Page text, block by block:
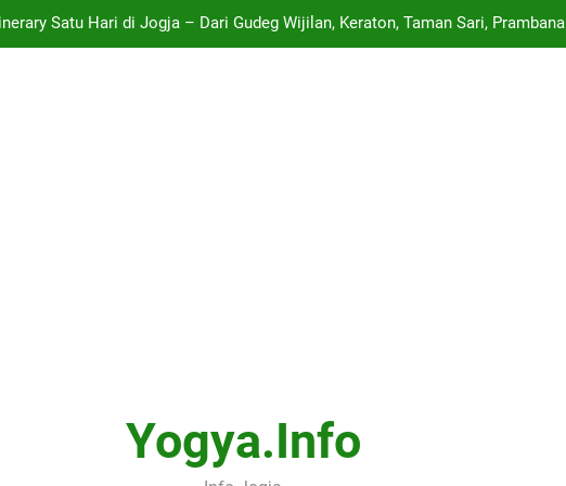
Satu Hari di Jogja – Dari Gudeg Wijilan, Keraton, Taman Sari,
Yogya.info